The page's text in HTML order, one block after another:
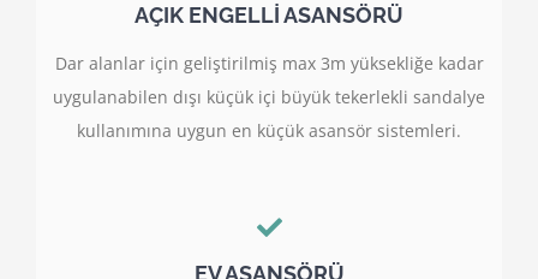
AÇIK ENGELLİ ASANSÖRÜ
Dar alanlar için geliştirilmiş max 3m yüksekliğe kadar
uygulanabilen dışı küçük içi büyük tekerlekli sandalye
kullanımına uygun en küçük asansör sistemleri.
EV ASANSÖRÜ